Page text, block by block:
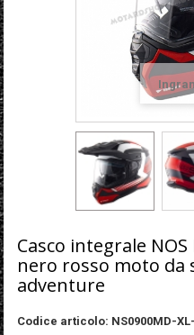
Casco integrale NOS
nero rosso moto
adventure
Codice articolo: NS0900MD-